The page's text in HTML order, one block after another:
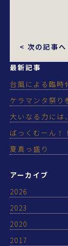
< 次の記事へ
最新記事
台風による臨時
ケラマンタ祭り
大いなる力には
ばっくむーん！
夏真っ盛り
アーカイブ
2026
2023
2020
2017